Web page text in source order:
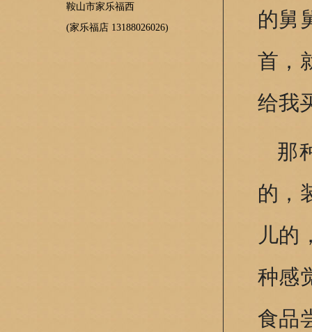
鞍山市家乐福西
(家乐福店 13188026026)
的舅
首，
给我
那
的，
儿的
种感
食品